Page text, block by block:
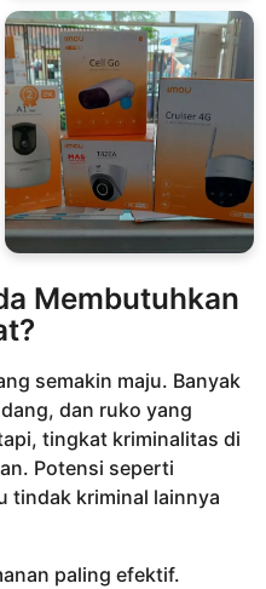
Membutuhkan
semakin maju. Banyak
dan ruko yang
tingkat kriminalitas di
Potensi seperti
tindak kriminal lainnya
paling efektif.